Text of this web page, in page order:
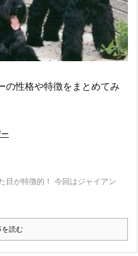
の性格や特徴をまとめてみ
目が特徴的！ 今回はジャイアン
を読む